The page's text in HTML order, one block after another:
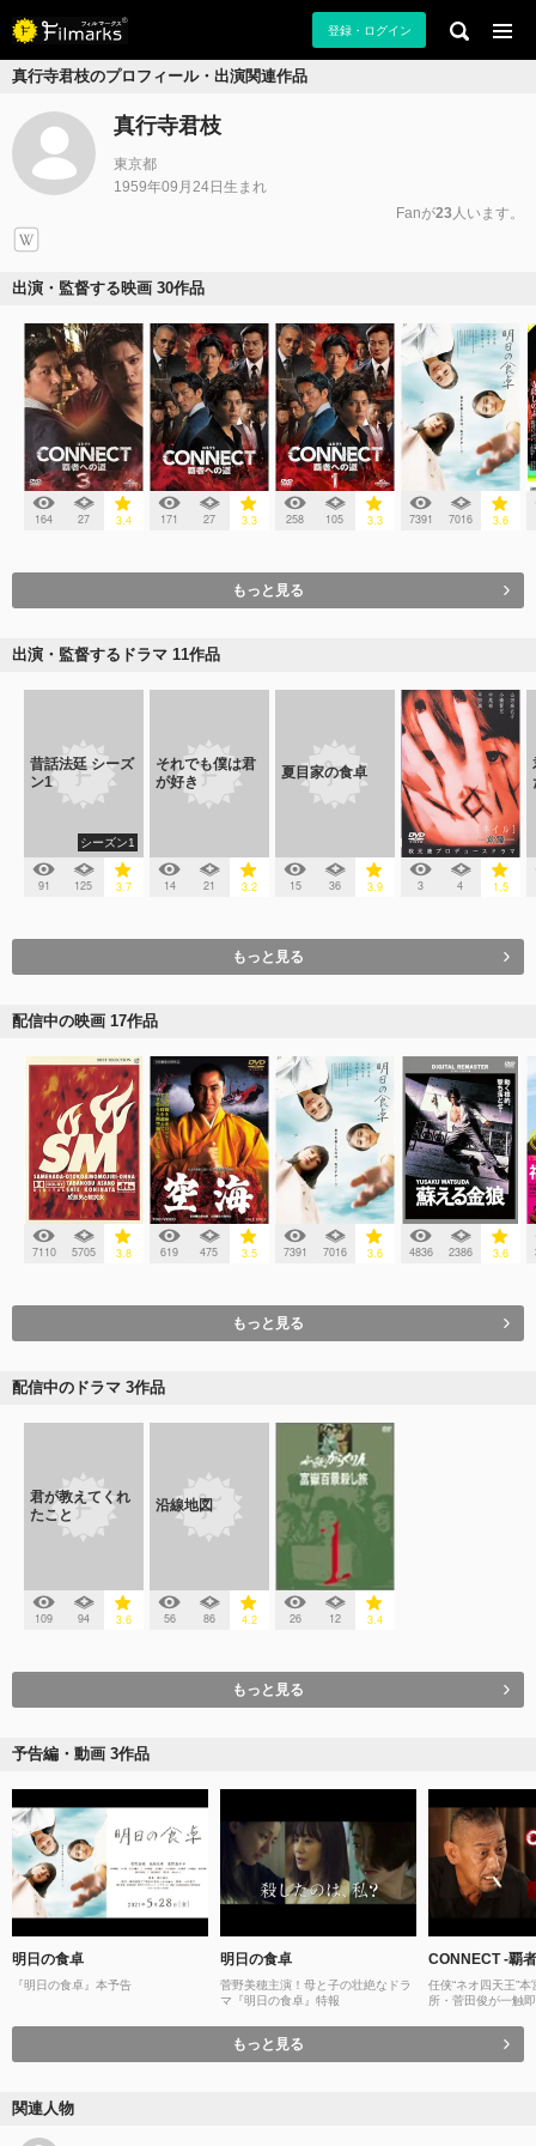
登録・ログイン
真行寺君枝のプロフィール・出演関連作品
真行寺君枝
東京都
1959年09月24日生まれ
Fanが23 人います。
出演・監督する映画 30作品
164 27 3.4 171 27 3.3 258 105 3.3 7391 7016 3.6
もっと見る
出演・監督するドラマ 11作品
昔話法廷 シーズ
ン1
シーズン1
91 125 3.7
それでも僕は君
が好き
14 21 3.2
夏目家の食卓
15 36 3.9 3 4 1.5
もっと見る
配信中の映画 17作品
7110 5705 3.8 619 475 3.5 7391 7016 3.6 4836 2386 3.6
もっと見る
配信中のドラマ 3作品
君が教えてくれ
たこと
109 94 3.6
沿線地図
56 86 4.2 26 12 3.4
もっと見る
予告編・動画 3作品
明日の食卓
『明日の食卓』本予告
明日の食卓
菅野美穂主演！母と子の壮絶なドラ
マ『明日の食卓』特報
CONNECT -覇
任侠“ネオ四天王”
所・菅田俊が一触
編を公開！2024
信開始＆DVDリリ
もっと見る
関連人物